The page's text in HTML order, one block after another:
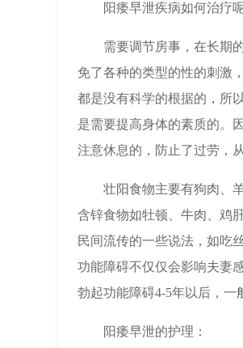
阳痿早泄疾病如何治疗
需要调节房事，在长期
免了各种的类型的性的刺激
都是没有科学的根据的，所
是需要提高身体的素质的。
注意休息的，防止了过劳，
壮阳食物主要有狗肉、
含锌食物如牡顿、牛肉、鸡
民间流传的一些说法，如吃
功能障碍不仅仅会影响夫妻
勃起功能障碍4-5年以后，一
阳痿早泄的护理：